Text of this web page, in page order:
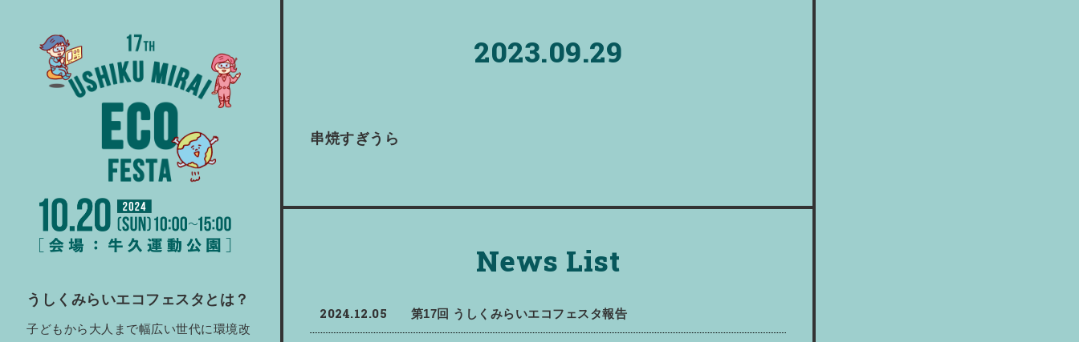
うしくみらいエコフェスタとは？
子どもから大人まで幅広い世代に環境改
2023.09.29
串焼すぎうら
News List
2024.12.05 第17回 うしくみらいエコフェスタ報告